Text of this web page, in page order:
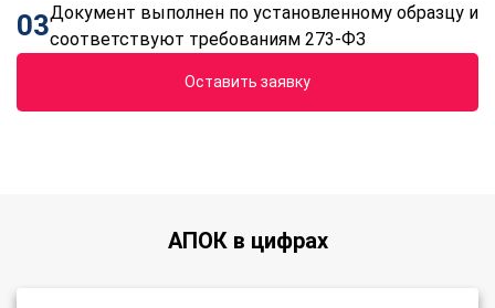
03Документ выполнен по установленному образцу и
соответствуют требованиям 273-ФЗ
Оставить заявку
АПОК в цифрах